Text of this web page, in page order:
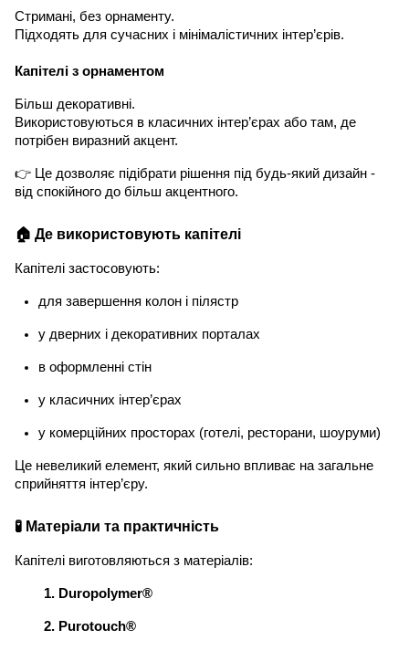
Стримані, без орнаменту.
Підходять для сучасних і мінімалістичних інтер’єрів.
Капітелі з орнаментом
Більш декоративні.
Використовуються в класичних інтер’єрах або там, де
потрібен виразний акцент.
👉 Це дозволяє підібрати рішення під будь-який дизайн -
від спокійного до більш акцентного.
🏠 Де використовують капітелі
Капітелі застосовують:
для завершення колон і пілястр
у дверних і декоративних порталах
в оформленні стін
у класичних інтер’єрах
у комерційних просторах (готелі, ресторани, шоуруми)
Це невеликий елемент, який сильно впливає на загальне
сприйняття інтер’єру.
🧪 Матеріали та практичність
Капітелі виготовляються з матеріалів:
Duropolymer®
Purotouch®